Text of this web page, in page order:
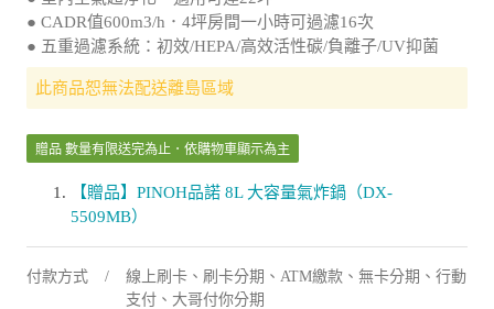
● CADR值600m3/h．4坪房間一小時可過濾16次
● 五重過濾系統：初效/HEPA/高效活性碳/負離子/UV抑菌
此商品恕無法配送離島區域
贈品 數量有限送完為止．依購物車顯示為主
【贈品】PINOH品諾 8L 大容量氣炸鍋（DX-
5509MB）
付款方式
線上刷卡、刷卡分期、ATM繳款、無卡分期、行動
支付、大哥付你分期